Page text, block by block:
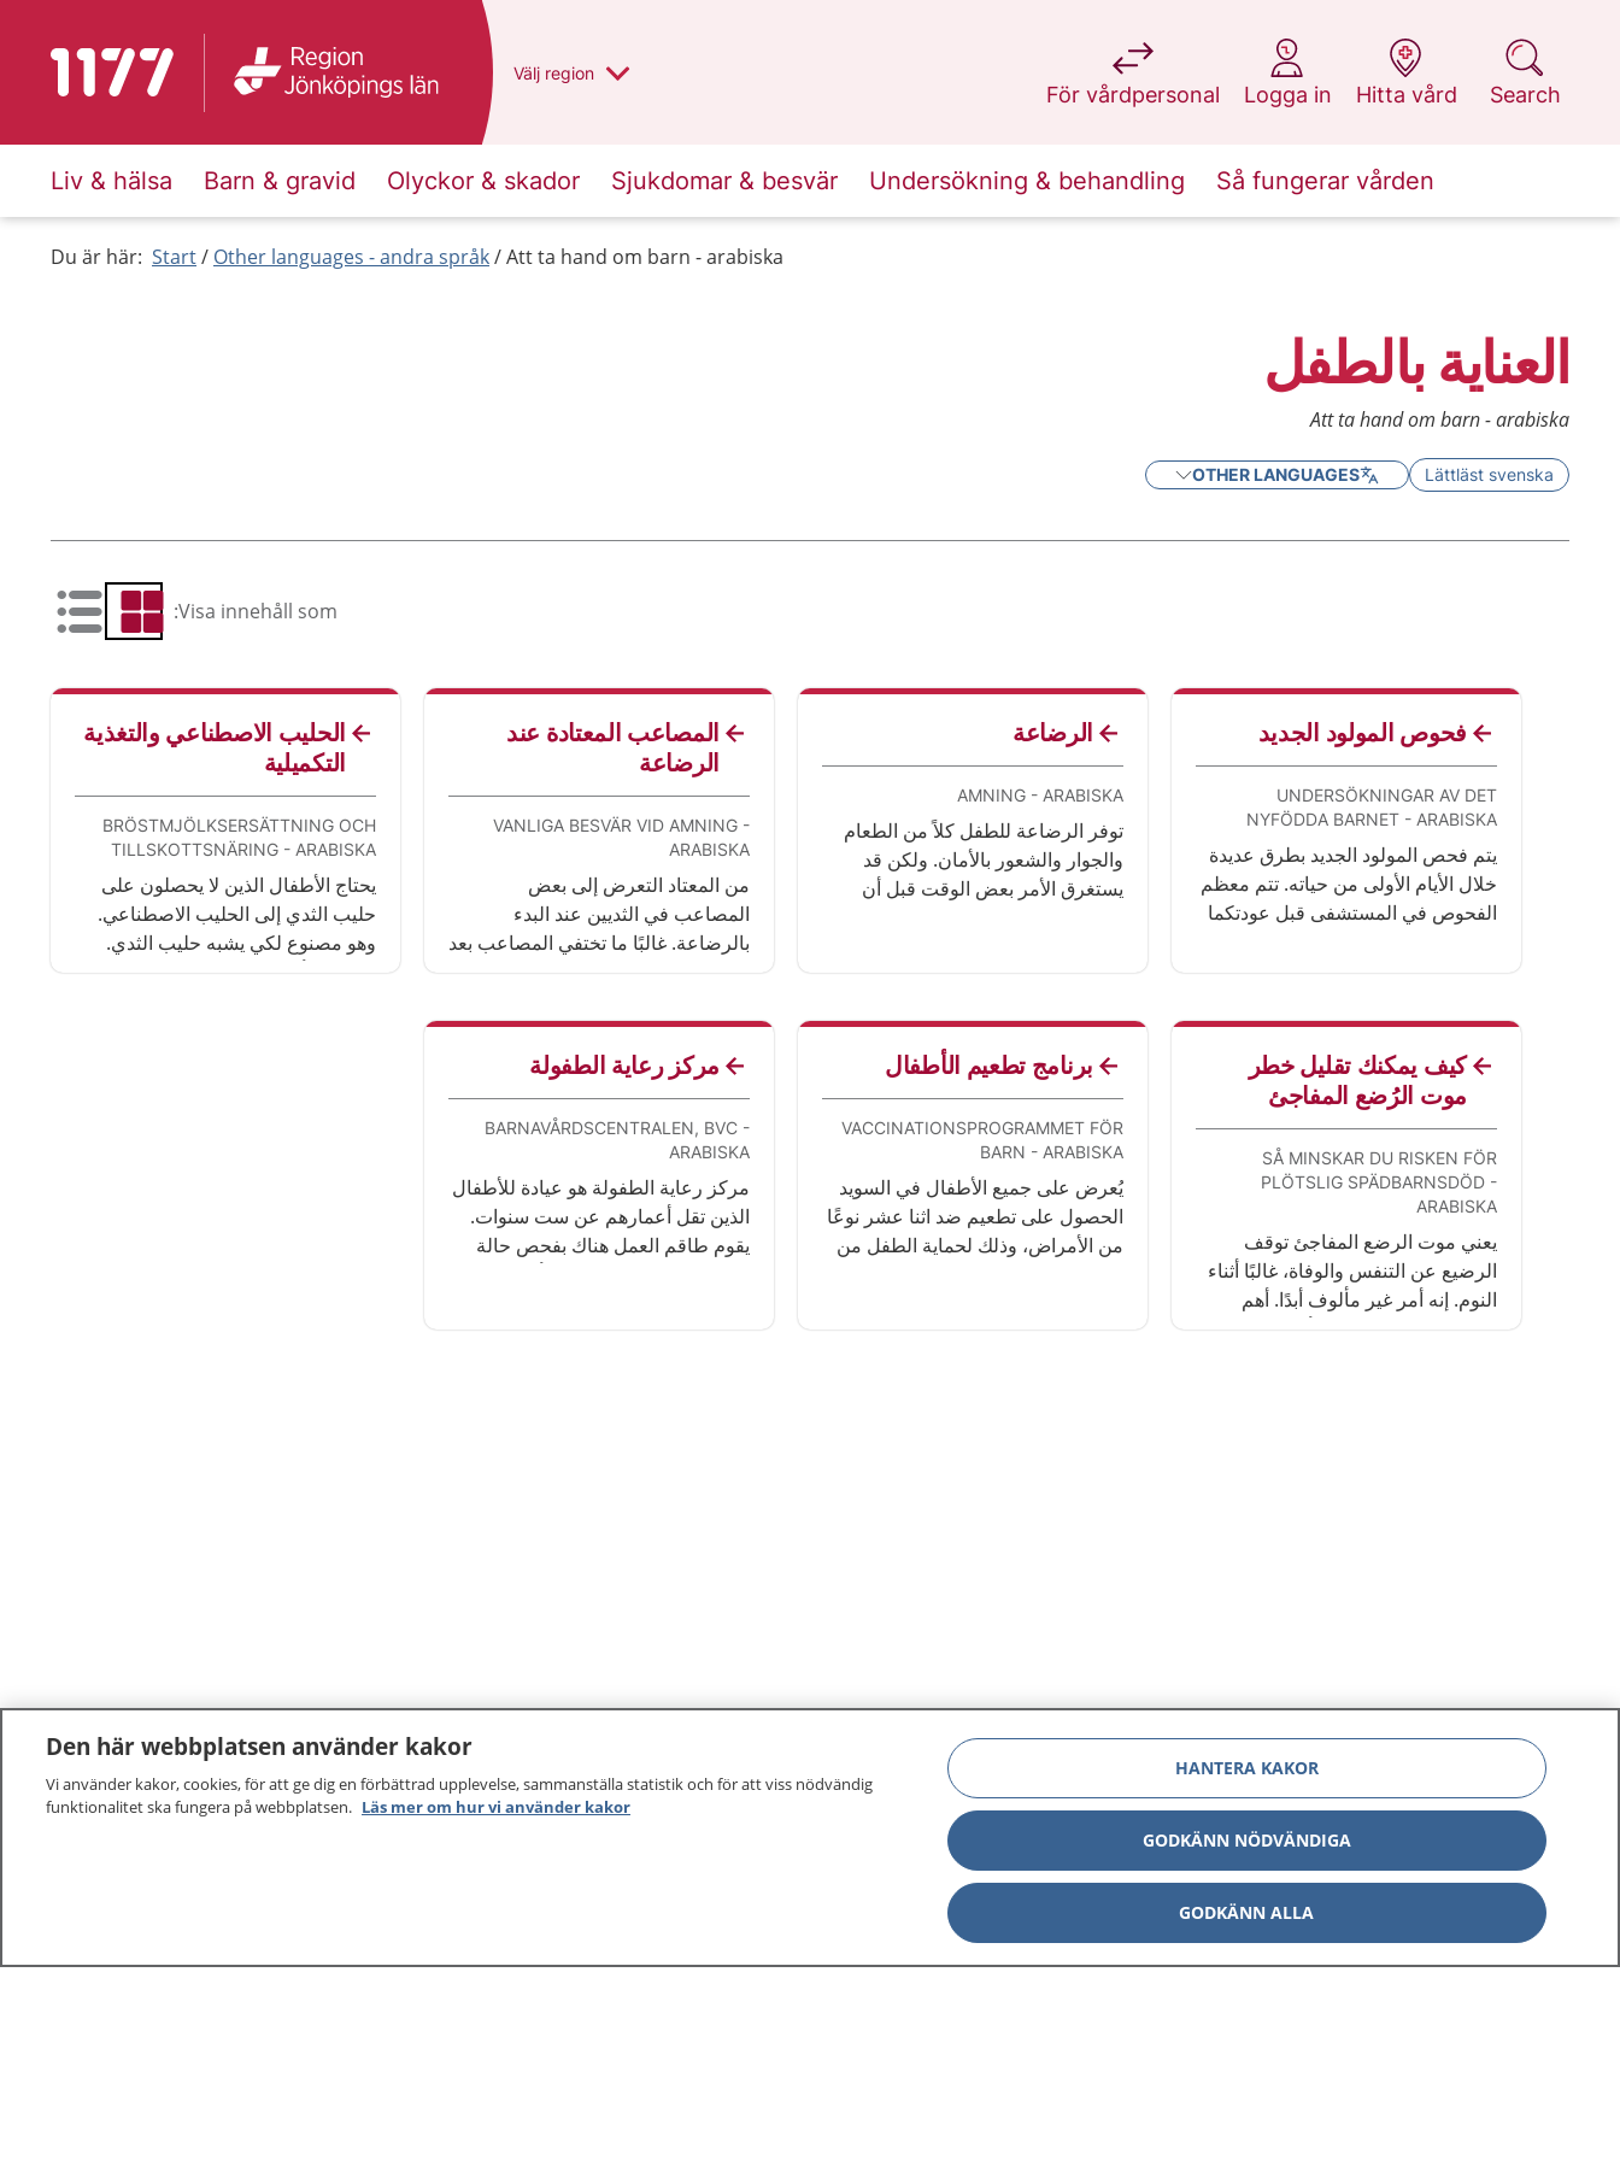
To start page for 1177 Du har valt region
Välj en annan
region
För vårdpersonal
at 1177.se
Logga in
at 1177.se
Hitta vård
at 1177.se
Search
at 1177.se
Liv & hälsa Barn & gravid Olyckor & skador Sjukdomar & besvär Undersökning & behandling Så fungerar vården
Du är här: Start Other languages - andra språk Att ta hand om barn - arabiska
العناية بالطفل
Att ta hand om barn - arabiska
Lättläst svenska
OTHER LANGUAGES
Visa innehåll som:
Visa som rutnät
som lista
فحوص المولود الجديد
UNDERSÖKNINGAR AV DET
NYFÖDDA BARNET - ARABISKA
يتم فحص المولود الجديد بطرق عديدة
خلال الأيام الأولى من حياته. تتم معظم
الفحوص في المستشفى قبل عودتكما
الرضاعة
AMNING - ARABISKA
توفر الرضاعة للطفل كلاً من الطعام
والجوار والشعور بالأمان. ولكن قد
يستغرق الأمر بعض الوقت قبل أن
المصاعب المعتادة عند
الرضاعة
VANLIGA BESVÄR VID AMNING -
ARABISKA
من المعتاد التعرض إلى بعض
المصاعب في الثديين عند البدء
بالرضاعة. غالبًا ما تختفي المصاعب بعد
الحليب الاصطناعي والتغذية
التكميلية
BRÖSTMJÖLKSERSÄTTNING OCH
TILLSKOTTSNÄRING - ARABISKA
يحتاج الأطفال الذين لا يحصلون على
حليب الثدي إلى الحليب الاصطناعي.
وهو مصنوع لكي يشبه حليب الثدي.
كيف يمكنك تقليل خطر
موت الرُضع المفاجئ
SÅ MINSKAR DU RISKEN FÖR
PLÖTSLIG SPÄDBARNSDÖD -
ARABISKA
يعني موت الرضع المفاجئ توقف
الرضيع عن التنفس والوفاة، غالبًا أثناء
النوم. إنه أمر غير مألوف أبدًا. أهم
برنامج تطعيم الأطفال
VACCINATIONSPROGRAMMET FÖR
BARN - ARABISKA
يُعرض على جميع الأطفال في السويد
الحصول على تطعيم ضد اثنا عشر نوعًا
من الأمراض، وذلك لحماية الطفل من
مركز رعاية الطفولة
BARNAVÅRDSCENTRALEN, BVC -
ARABISKA
مركز رعاية الطفولة هو عيادة للأطفال
الذين تقل أعمارهم عن ست سنوات.
يقوم طاقم العمل هناك بفحص حالة
På 1177.se får du råd om hälsa och information om sjukdomar och
Other languages
Om 1177
Kontakt
Den här webbplatsen använder kakor
Vi använder kakor, cookies, för att ge dig en förbättrad upplevelse, sammanställa statistik och för att viss nödvändig
funktionalitet ska fungera på webbplatsen. Läs mer om hur vi använder kakor
HANTERA KAKOR
GODKÄNN NÖDVÄNDIGA
GODKÄNN ALLA